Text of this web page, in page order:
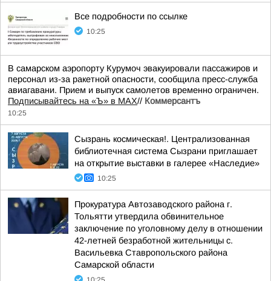
Все подробности по ссылке
10:25
В самарском аэропорту Курумоч эвакуировали пассажиров и
персонал из-за ракетной опасности, сообщила пресс-служба
авиагавани. Прием и выпуск самолетов временно ограничен.
Подписывайтесь на «Ъ» в MAX// Коммерсантъ
10:25
Сызрань космическая!. Централизованная
библиотечная система Сызрани приглашает
на открытие выставки в галерее «Наследие»
10:25
Прокуратура Автозаводского района г.
Тольятти утвердила обвинительное
заключение по уголовному делу в отношении
42-летней безработной жительницы с.
Васильевка Ставропольского района
Самарской области